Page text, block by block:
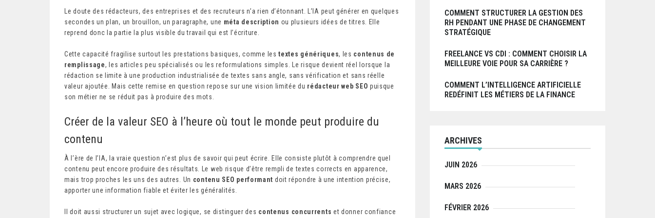
Le doute des rédacteurs, des entreprises et des recruteurs n’a rien d’étonnant. L’IA peut générer en quelques
secondes un plan, un brouillon, un paragraphe, une méta description ou plusieurs idées de titres. Elle
reprend donc la partie la plus visible du travail qui est l’écriture.
Cette capacité fragilise surtout les prestations basiques, comme lestextes génériques, les contenus de
remplissage, les articles peu spécialisés ou les reformulations simples. Le risque devient réel lorsque la
rédaction se limite à une production industrialisée de textes sans angle, sans vérification et sans réelle
valeur ajoutée. Mais cette remise en question repose sur une vision limitée du rédacteur web SEO puisque
son métier ne se réduit pas à produire des mots.
Créer de la valeur SEO à l’heure où tout le monde peut produire du
contenu
À l’ère de l’IA, la vraie question n’est plus de savoir qui peut écrire. Elle consiste plutôt à comprendre quel
contenu peut encore produire des résultats. Le web risque d’être rempli de textes corrects en apparence,
mais trop proches les uns des autres. Un contenu SEO performant doit répondre à une intention précise,
apporter une information fiable et éviter les généralités.
Il doit aussi structurer un sujet avec logique, se distinguer des contenus concurrents et donner confiance
COMMENT STRUCTURER LA GESTION DES
RH PENDANT UNE PHASE DE CHANGEMENT
STRATÉGIQUE
FREELANCE VS CDI : COMMENT CHOISIR LA
MEILLEURE VOIE POUR SA CARRIÈRE ?
COMMENT L’INTELLIGENCE ARTIFICIELLE
REDÉFINIT LES MÉTIERS DE LA FINANCE
ARCHIVES
JUIN 2026
MARS 2026
FÉVRIER 2026